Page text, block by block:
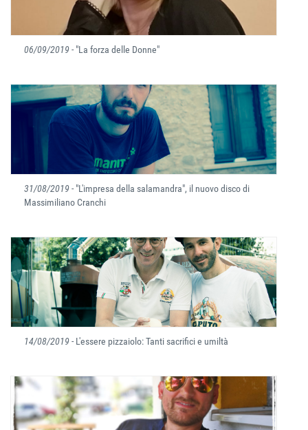
06/09/2019- "La forza delle Donne"
31/08/2019- "L'impresa della salamandra", il nuovo disco di
Massimiliano Cranchi
14/08/2019- L'essere pizzaiolo: Tanti sacrifici e umiltà